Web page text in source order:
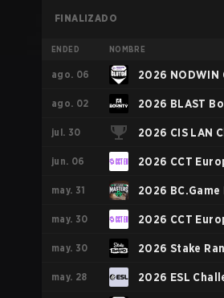
FINALIZADO
ENDED NOMBRE
ago. 06 2026 NODWIN
ago. 02 2026 BLAST
jul. 30 2026 CIS LAN
jun. 06 2026 CCT
may. 31 2026
may. 30 2026 CCT
may. 30 2026 Stake
may. 28 2026 ESL